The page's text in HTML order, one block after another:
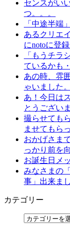
センスがい
つ。。。
「中途半端
あるクリエ
にnotoに登
「もうチラ
ているかも
あの時、雰
ゃいました
あ！今日は
とうござい
撮らせても
ませてもら
おかげさま
っかり前を
お誕生日メ
みなさまの
事」出来ま
カテゴリー